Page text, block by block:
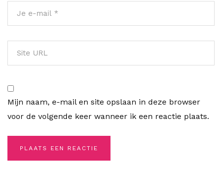
Mijn naam, e-mail en site opslaan in deze browser
voor de volgende keer wanneer ik een reactie plaats.